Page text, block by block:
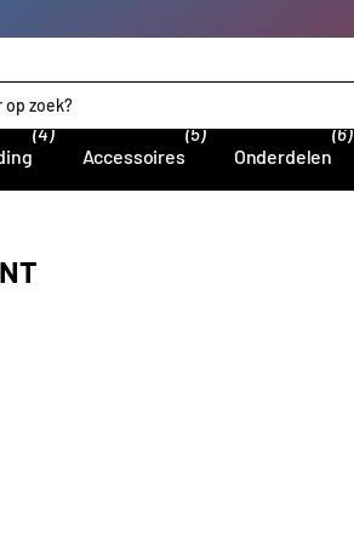
(4)
Accessoires
(5)
Onderdelen
(6)